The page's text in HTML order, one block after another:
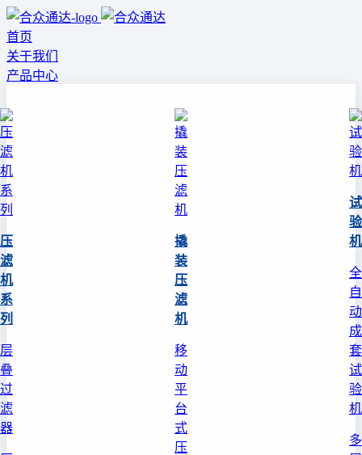
首页
关于我们
产品中心
压
滤
机
系
列
层
叠
过
滤
器
撬
装
压
滤
机
移
动
平
台
式
压
试
验
机
全
自
动
成
套
试
验
机
多